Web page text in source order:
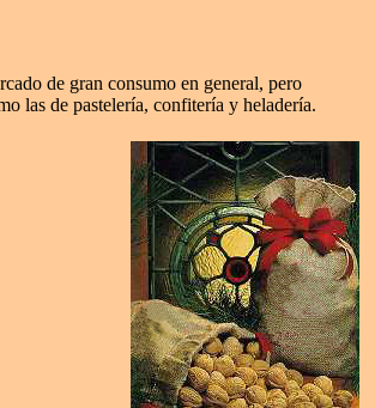
de gran consumo en general, pero
las de pastelería, confitería y heladería.